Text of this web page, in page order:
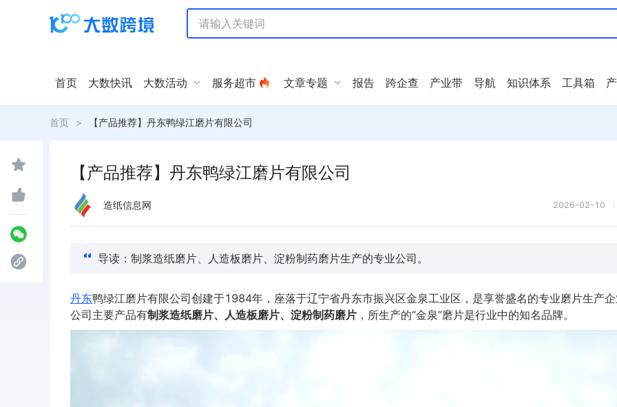
首页 大数快讯 大数活动 服务超市 文章专题 报告 跨企查 产业带 导航 知识体系 工具箱
首页 > 【产品推荐】丹东鸭绿江磨片有限公司
【产品推荐】丹东鸭绿江磨片有限公司
造纸信息网 2026-02-10
导读：制浆造纸磨片、人造板磨片、淀粉制药磨片生产的专业公司。
丹东鸭绿江磨片有限公司创建于1984年，座落于辽宁省丹东市振兴区金泉工业区， 是享誉盛名的专业磨片生产
公司主要产品有制浆造纸磨片、人造板磨片、淀粉制药磨片 ， 所生产的“金泉”磨片是行业中的知名品牌。